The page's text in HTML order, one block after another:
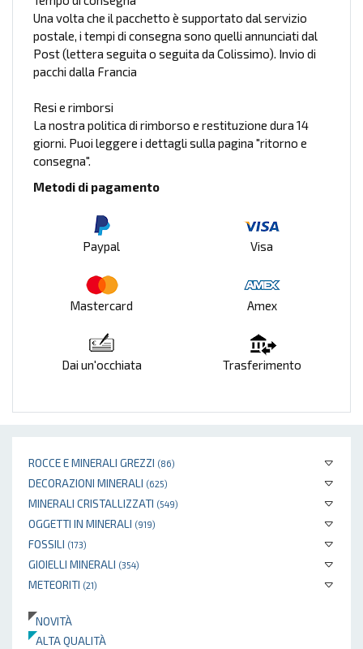
ROCCE E MINERALI GREZZI (86)
DECORAZIONI MINERALI (625)
MINERALI CRISTALLIZZATI (549)
OGGETTI IN MINERALI (919)
FOSSILI (173)
GIOIELLI MINERALI (354)
METEORITI (21)
NOVITÀ
ALTA QUALITÀ
Una volta che il pacchetto è supportato dal servizio
postale, i tempi di consegna sono quelli annunciati dal
Post (lettera seguita o seguita da Colissimo). Invio di
pacchi dalla Francia
Resi e rimborsi
La nostra politica di rimborso e restituzione dura 14
giorni. Puoi leggere i dettagli sulla pagina "ritorno e
consegna".
Metodi di pagamento
Paypal Visa
Mastercard Amex
Dai un'occhiata Trasferimento